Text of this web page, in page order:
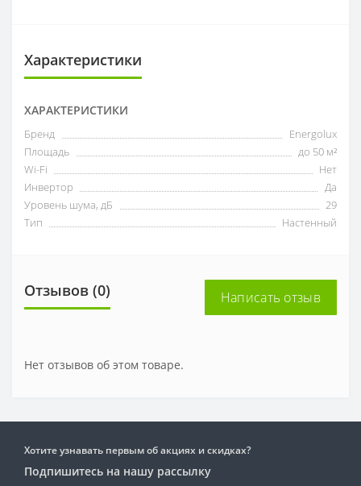
Характеристики
ХАРАКТЕРИСТИКИ
Бренд
Energolux
Площадь
до 50 м²
Wi-Fi
Нет
Инвертор
Да
Уровень шума, дБ
29
Тип
Настенный
Отзывов (0) Написать отзыв
Нет отзывов об этом товаре.
Хотите узнавать первым об акциях и скидках?
Подпишитесь на нашу рассылку